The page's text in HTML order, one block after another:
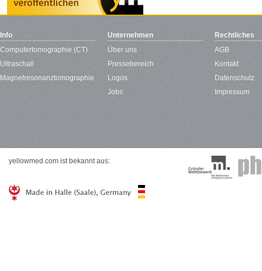
Info
Computertomographie (CT)
Ultraschall
Magnetresonanztomographie
Unternehmen
Über uns
Pressebereich
Logos
Jobs
Rechtliches
AGB
Kontakt
Datenschutz
Impressum
yellowmed.com ist bekannt aus: